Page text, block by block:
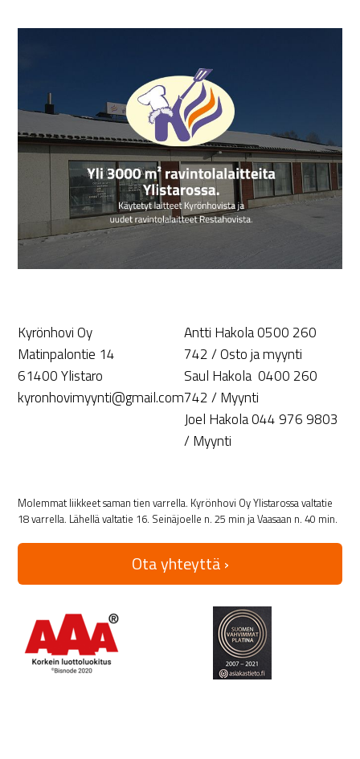
Kyrönhovi Oy
Matinpalontie 14
61400 Ylistaro
kyronhovimyynti@gmail.com
Antti Hakola 0500 260
742 / Osto ja myynti
Saul Hakola 0400 260
742 / Myynti
Joel Hakola 044 976 9803
/ Myynti
Molemmat liikkeet saman tien varrella. Kyrönhovi Oy Ylistarossa valtatie
18 varrella. Lähellä valtatie 16. Seinäjoelle n. 25 min ja Vaasaan n. 40 min.
Ota yhteyttä ›